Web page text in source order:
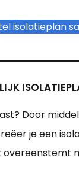
isolatieplan
Door
je een
overeenstemt